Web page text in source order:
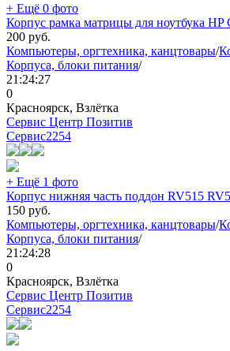
+ Ещё 0 фото
Корпус рамка матрицы для ноутбука HP
200 руб.
Компьютеры, оргтехника, канцтовары/
Корпуса, блоки питания/
21:24:27
0
Красноярск, Взлётка
Сервис Центр Позитив
Сервис2254
+ Ещё 1 фото
Корпус нижняя часть поддон RV515
150 руб.
Компьютеры, оргтехника, канцтовары/
Корпуса, блоки питания/
21:24:28
0
Красноярск, Взлётка
Сервис Центр Позитив
Сервис2254